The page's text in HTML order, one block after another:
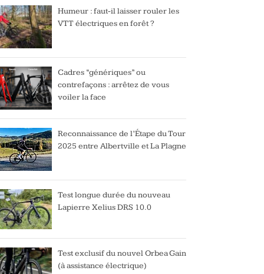
Humeur : faut-il laisser rouler les
VTT électriques en forêt ?
Cadres “génériques” ou
contrefaçons : arrêtez de vous
voiler la face
Reconnaissance de l’Étape du Tour
2025 entre Albertville et La Plagne
Test longue durée du nouveau
Lapierre Xelius DRS 10.0
Test exclusif du nouvel Orbea Gain
(à assistance électrique)